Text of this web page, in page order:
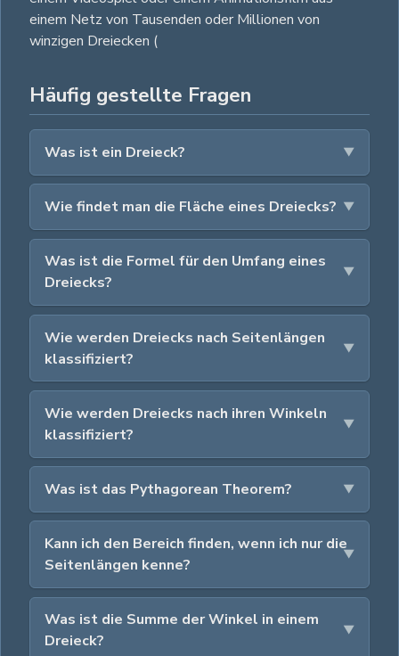
einem Netz von Tausenden oder Millionen von
winzigen Dreiecken (
Häufig gestellte Fragen
Was ist ein Dreieck?
Wie findet man die Fläche eines Dreiecks?
Was ist die Formel für den Umfang eines
Dreiecks?
Wie werden Dreiecks nach Seitenlängen
klassifiziert?
Wie werden Dreiecks nach ihren Winkeln
klassifiziert?
Was ist das Pythagorean Theorem?
Kann ich den Bereich finden, wenn ich nur die
Seitenlängen kenne?
Was ist die Summe der Winkel in einem
Dreieck?